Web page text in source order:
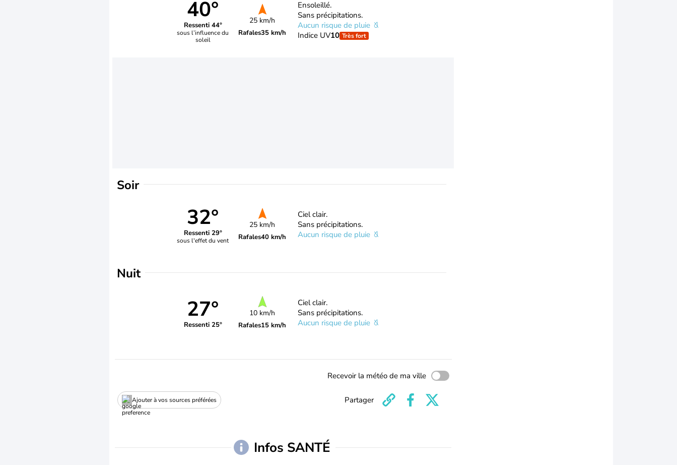
40°
Ressenti 44°
sous l’influence du
soleil
25 km/h
Rafales35 km/h
Ensoleillé.
Sans précipitations.
Aucun risque de pluie
Indice UV10 Très fort
Soir
32°
Ressenti 29°
sous l'effet du vent
25 km/h
Rafales40 km/h
Ciel clair.
Sans précipitations.
Aucun risque de pluie
Nuit
27°
Ressenti 25°
10 km/h
Rafales15 km/h
Ciel clair.
Sans précipitations.
Aucun risque de pluie
Recevoir la météo de ma ville
Ajouter à vos sources préférées Partager
Infos SANTÉ